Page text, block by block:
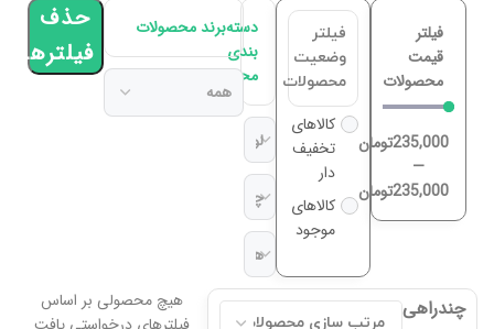
فیلتر
قیمت
محصولات
235,000تومان
—
235,000تومان
فیلتر
وضعیت
محصولات
کالاهای
تخفیف
دار
کالاهای
موجود
دسته
بندی
محصولات
برند محصولات
حذف
فیلترها
چندراهی
هیچ محصولی بر اساس